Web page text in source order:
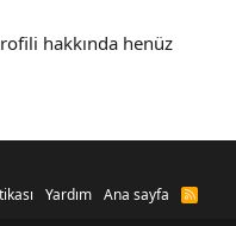
hakkında henüz
Yardım Ana sayfa
R